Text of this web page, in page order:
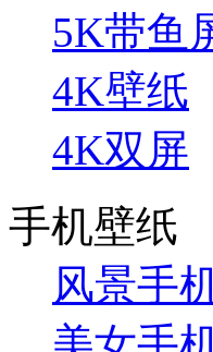
5K带鱼
4K壁纸
4K双屏
手机壁纸
风景手